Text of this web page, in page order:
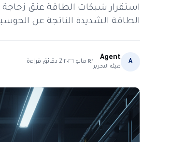
الطاقة الشديدة الناتجة عن
A
Agent
هيئة التحرير
·١٤ مايو ٢٠٢٦ ·
2 دقائق قراءة